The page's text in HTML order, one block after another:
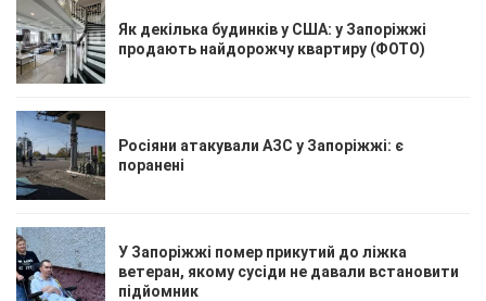
Як декілька будинків у США: у Запоріжжі
продають найдорожчу квартиру (ФОТО)
Росіяни атакували АЗС у Запоріжжі: є
поранені
У Запоріжжі помер прикутий до ліжка
ветеран, якому сусіди не давали встановити
підйомник